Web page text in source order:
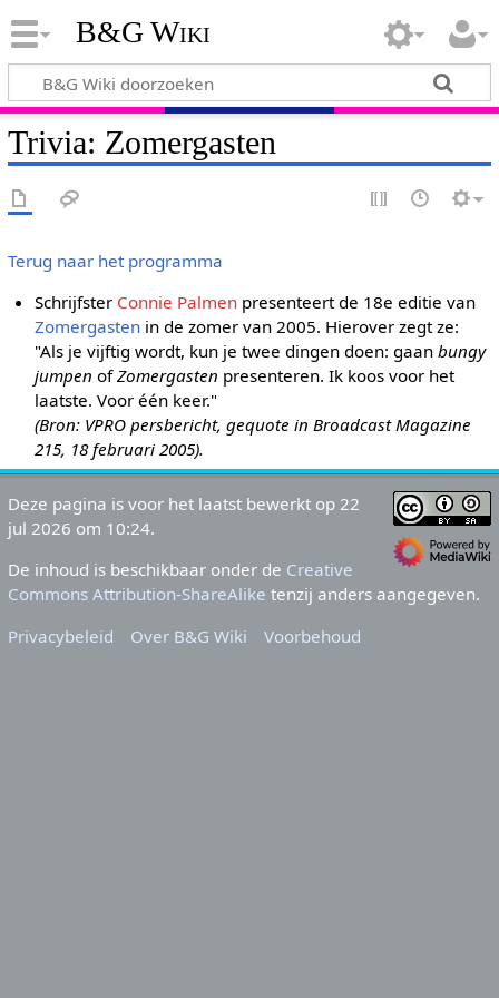
B&G Wiki
Trivia: Zomergasten
Terug naar het programma
Schrijfster Connie Palmen presenteert de 18e editie van
Zomergasten in de zomer van 2005. Hierover zegt ze:
"Als je vijftig wordt, kun je twee dingen doen: gaanbungy
jumpen ofZomergasten presenteren. Ik koos voor het
laatste. Voor één keer."
(Bron: VPRO persbericht, gequote in Broadcast Magazine
215, 18 februari 2005).
Deze pagina is voor het laatst bewerkt op 22
jul 2026 om 10:24.
De inhoud is beschikbaar onder de Creative
Commons Attribution-ShareAlike tenzij anders aangegeven.
Privacybeleid
Over B&G Wiki Voorbehoud